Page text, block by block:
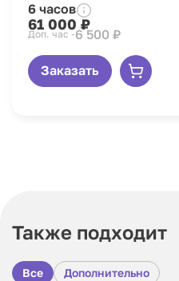
6 часов
61 000 ₽
Доп. час -6 500 ₽
Заказать
Также подходит
Все
Дополнительно